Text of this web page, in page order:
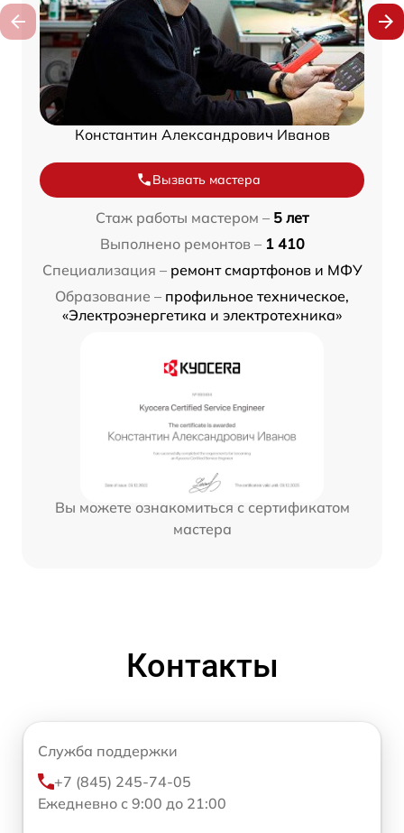
Константин Александрович Иванов
Вызвать мастера
Стаж работы мастером – 5 лет
Выполнено ремонтов – 1 410
Специализация – ремонт смартфонов и МФУ
Образование – профильное техническое,
«Электроэнергетика и электротехника»
Вы можете ознакомиться с сертификатом
мастера
Контакты
Служба поддержки
+7 (845) 245-74-05
Ежедневно с 9:00 до 21:00